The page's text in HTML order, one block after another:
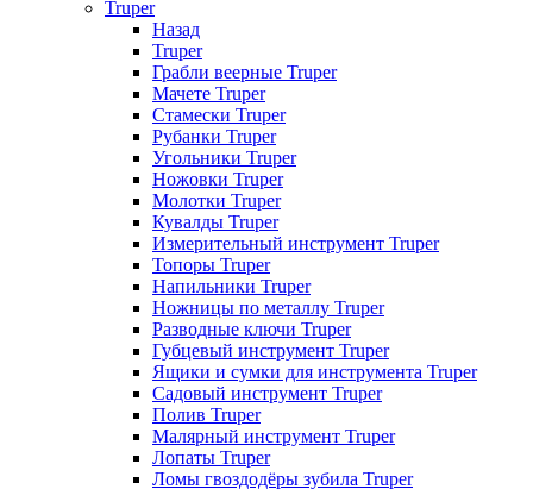
Truper
Назад
Truper
Грабли веерные Truper
Мачете Truper
Стамески Truper
Рубанки Truper
Угольники Truper
Ножовки Truper
Молотки Truper
Кувалды Truper
Измерительный инструмент Truper
Топоры Truper
Напильники Truper
Ножницы по металлу Truper
Разводные ключи Truper
Губцевый инструмент Truper
Ящики и сумки для инструмента Truper
Садовый инструмент Truper
Полив Truper
Малярный инструмент Truper
Лопаты Truper
Ломы гвоздодёры зубила Truper